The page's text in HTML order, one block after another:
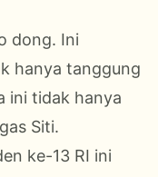
dong. Ini
hanya tanggung
ini tidak hanya
Siti.
ke-13 RI ini